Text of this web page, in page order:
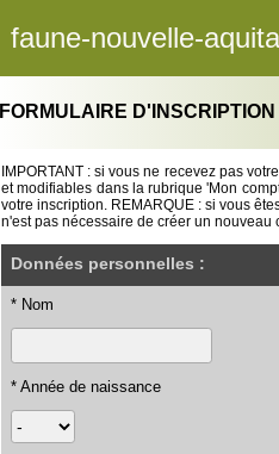
faune-nouvelle-
FORMULAIRE D'INSCRIPTION
IMPORTANT : si vous ne recevez pas
et modifiables dans la rubrique 'Mon
votre inscription. REMARQUE : si vous
n'est pas nécessaire de créer un nouveau
Données personnelles :
* Nom
* Année de naissance